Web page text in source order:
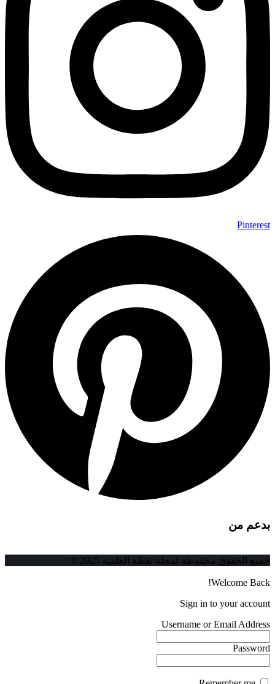
Pinterest
بدعم من
جميع الحقوق محفوظة لمجلة نقطة العلمية 2025 ©
Welcome Back!
Sign in to your account
Username or Email Address
Password